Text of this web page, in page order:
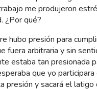
me produjeron
¿Por qué?
hubo presión para
fuera arbitraria y sin
estaba tan presionada
que yo participara
presión y sacará el latigo